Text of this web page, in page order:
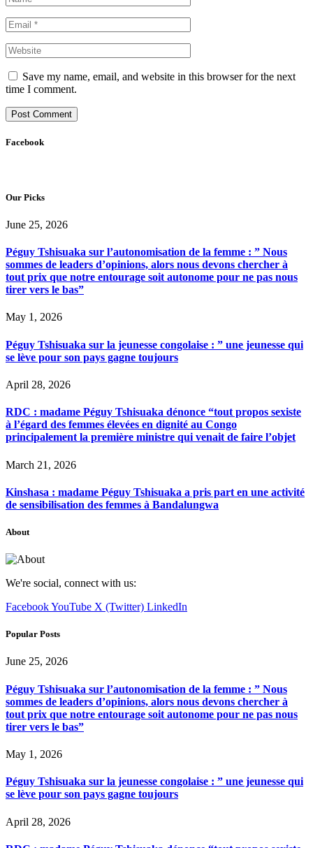
Save my name, email, and website in this browser for the next
time I comment.
Facebook
Our Picks
June 25, 2026
Péguy Tshisuaka sur l’autonomisation de la femme : ” Nous
sommes de leaders d’opinions, alors nous devons chercher à
tout prix que notre entourage soit autonome pour ne pas nous
tirer vers le bas”
May 1, 2026
Péguy Tshisuaka sur la jeunesse congolaise : ” une jeunesse qui
se lève pour son pays gagne toujours
April 28, 2026
RDC : madame Péguy Tshisuaka dénonce “tout propos sexiste
à l’égard des femmes élevées en dignité au Congo
principalement la première ministre qui venait de faire l’objet
March 21, 2026
Kinshasa : madame Péguy Tshisuaka a pris part en une activité
de sensibilisation des femmes à Bandalungwa
About
We're social, connect with us:
FacebookYouTube X (Twitter) LinkedIn
Popular Posts
June 25, 2026
Péguy Tshisuaka sur l’autonomisation de la femme : ” Nous
sommes de leaders d’opinions, alors nous devons chercher à
tout prix que notre entourage soit autonome pour ne pas nous
tirer vers le bas”
May 1, 2026
Péguy Tshisuaka sur la jeunesse congolaise : ” une jeunesse qui
se lève pour son pays gagne toujours
April 28, 2026